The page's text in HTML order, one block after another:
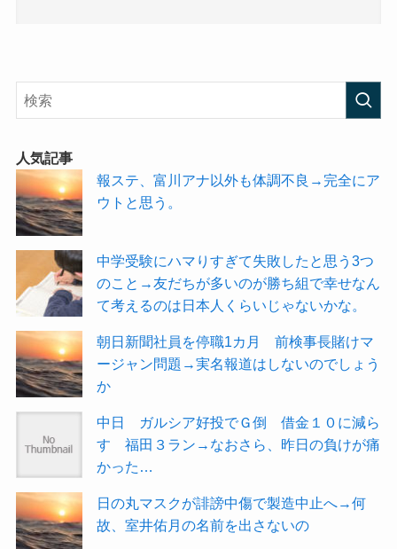
人気記事
報ステ、富川アナ以外も体調不良→完全にア
ウトと思う。
中学受験にハマりすぎて失敗したと思う3つ
のこと→友だちが多いのが勝ち組で幸せなん
て考えるのは日本人くらいじゃないかな。
朝日新聞社員を停職1カ月 前検事長賭けマ
ージャン問題→実名報道はしないのでしょう
か
中日 ガルシア好投でＧ倒 借金１０に減ら
す 福田３ラン→なおさら、昨日の負けが痛
かった…
日の丸マスクが誹謗中傷で製造中止へ→何
故、室井佑月の名前を出さないの